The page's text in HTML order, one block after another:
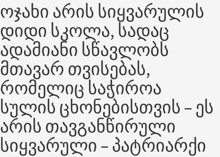
ოჯახი არის სიყვარულის
დიდი სკოლა, სადაც
ადამიანი სწავლობს
მთავარ თვისებას,
რომელიც საჭიროა
სულის ცხონებისთვის – ეს
არის თავგანწირული
სიყვარული – პატრიარქი